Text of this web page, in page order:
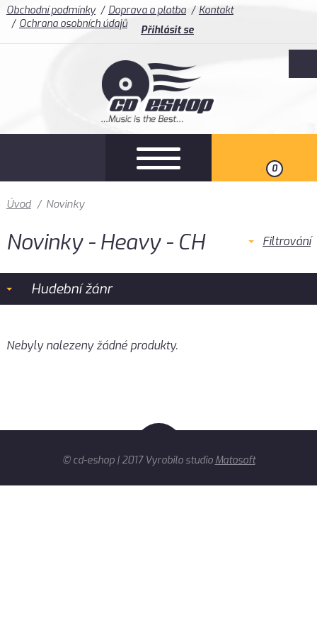
Obchodní podmínky Doprava a platba
Kontakt
Ochrana osobních údajů
Přihlásit se
0
Úvod / Novinky
Novinky - Heavy - CH Filtrování
Hudební žánr
Nebyly nalezeny žádné produkty.
© cd-eshop | 2017 Vyrobilo studio Matosoft